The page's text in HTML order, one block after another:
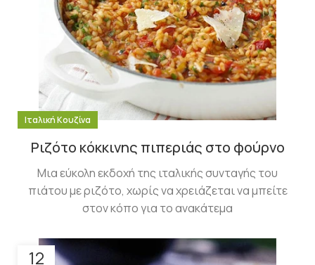
Ιταλική Κουζίνα
Ριζότο κόκκινης πιπεριάς στο φούρνο
Μια εύκολη εκδοχή της ιταλικής συνταγής του
πιάτου με ριζότο, χωρίς να χρειάζεται να μπείτε
στον κόπο για το ανακάτεμα
12